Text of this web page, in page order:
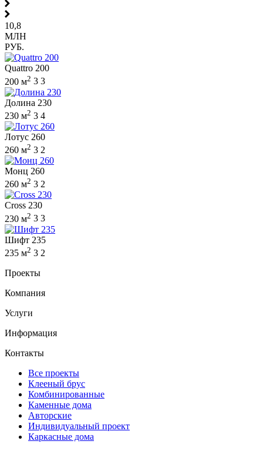
10,8
МЛН
РУБ.
Quattro 200
200 м2 3 3
Долина 230
230 м2 3 4
Лотус 260
260 м2 3 2
Монц 260
260 м2 3 2
Cross 230
230 м2 3 3
Шифт 235
235 м2 3 2
Проекты
Компания
Услуги
Информация
Контакты
Все проекты
Клееный брус
Комбинированные
Каменные дома
Авторские
Индивидуальный проект
Каркасные дома